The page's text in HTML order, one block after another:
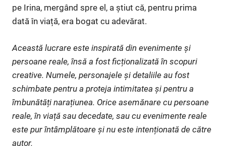
pe Irina, mergând spre el, a știut că, pentru prima
dată în viață, era bogat cu adevărat.
Această lucrare este inspirată din evenimente și
persoane reale, însă a fost ficționalizată în scopuri
creative. Numele, personajele și detaliile au fost
schimbate pentru a proteja intimitatea și pentru a
îmbunătăți narațiunea. Orice asemănare cu persoane
reale, în viață sau decedate, sau cu evenimente reale
este pur întâmplătoare și nu este intenționată de către
autor.